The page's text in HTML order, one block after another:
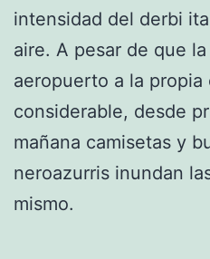
intensidad del derbi
aire. A pesar de que
aeropuerto a la propia
considerable, desde
mañana camisetas y
neroazurris inundan
mismo.